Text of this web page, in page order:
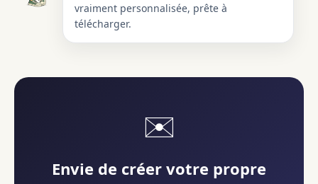
vraiment personnalisée, prête à
télécharger.
✉️
Envie de créer votre propre